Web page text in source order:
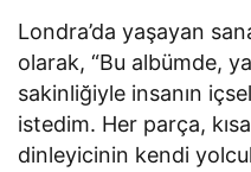
Londra’da yaşayan
olarak, “Bu albümde,
sakinliğiyle insanın
istedim. Her parça,
dinleyicinin kendi